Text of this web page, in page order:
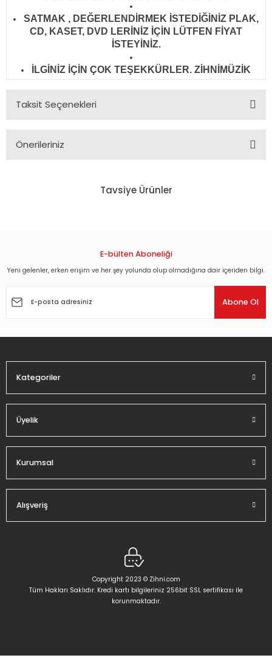
SATMAK , DEĞERLENDİRMEK İSTEDİĞİNİZ PLAK,
CD, KASET, DVD LERİNİZ İÇİN LÜTFEN FİYAT
İSTEYİNİZ.
İLGİNİZ İÇİN ÇOK TEŞEKKÜRLER. ZİHNİMÜZİK
Taksit Seçenekleri
Önerileriniz
kullanarak tarafımıza iletebilirsiniz.
Ürün açıklamasında eksik bilgiler bulunuyor.
Ürün bilgilerinde hatalar bulunuyor.
Bu ürüne benzer farklı alternatifler olmalı.
Tavsiye Ürünler
1.566,00 TL
E-bülten Aboneliği
Yeni gelenler, erken erişim ve her şey yolunda olup olmadığına dair içeriden bilgi.
Abone Ol
Kategoriler
Üyelik
Kurumsal
Alışveriş
Copyright 2023 © Zihni.com
Tüm Hakları Saklıdır. Kredi kartı bilgileriniz 256bit SSL sertifikası ile
korunmaktadır.